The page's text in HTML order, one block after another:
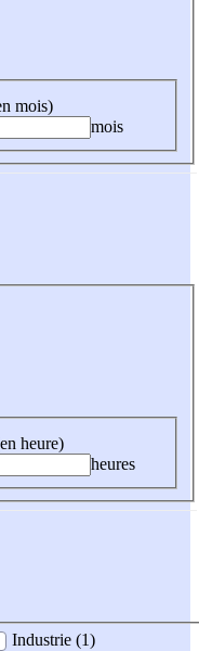
mois)
mois
heure)
heures
Industrie (1)